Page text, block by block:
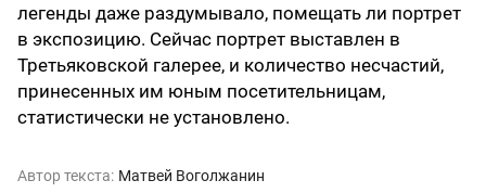
легенды даже раздумывало, помещать ли портрет
в экспозицию. Сейчас портрет выставлен в
Третьяковской галерее, и количество несчастий,
принесенных им юным посетительницам,
статистически не установлено.
Автор текста: Матвей Воголжанин